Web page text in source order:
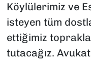
Köylülerimiz ve
isteyen tüm
ettiğimiz
tutacağız.